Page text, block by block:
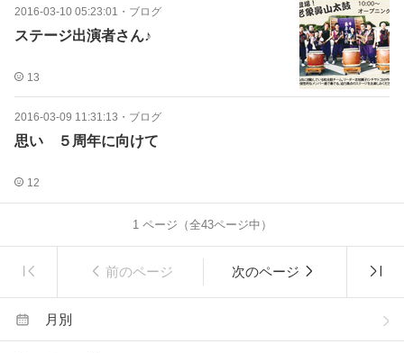
2016-03-10 05:23:01 ・ ブログ
ステージ出演者さん♪
13
2016-03-09 11:31:13 ・ ブログ
思い ５周年に向けて
12
1ページ（全43ページ中）
前のページ 次のページ
月別